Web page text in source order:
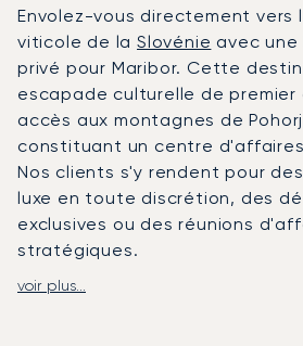
Envolez-vous directement vers
viticole de laSlovénie avec
privé pour Maribor. Cette
escapade culturelle de premier
accès aux montagnes de
constituant un centre
Nos clients s'y rendent pour
luxe en toute discrétion, des
exclusives ou des réunions
stratégiques.
Nous élaborons votre plan de
voir plus...